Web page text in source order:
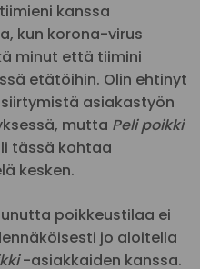
tiimieni kanssa
kun korona-virus
minut että tiimini
etätöihin. Olin ehtinyt
asiakastyön
mutta Peli poikki
tässä kohtaa
kesken.
poikkeustilaa ei
jo aloitella
-asiakkaiden kanssa.